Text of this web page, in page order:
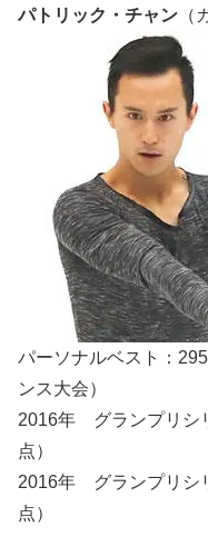
パトリック・チャン （
パーソナルベスト：
ンス大会）
2016年 グランプリ
点）
2016年 グランプリ
点）